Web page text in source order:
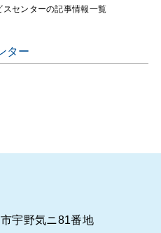
スセンターの記事情報一覧
ター
宇野気ニ81番地